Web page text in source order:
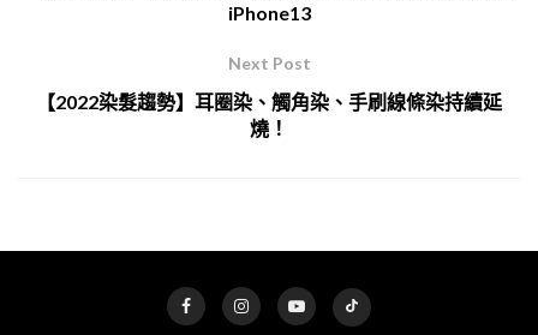
iPhone13
Next Post
【2022染髮趨勢】耳圈染、觸角染、手刷線條染持續延
燒！